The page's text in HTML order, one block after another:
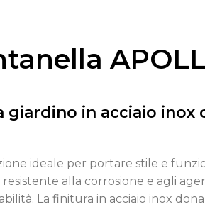
giardino in acciaio
ideale per portare stile e
alla corrosione e agli
La finitura in acciaio inox